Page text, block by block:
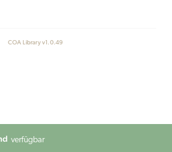
COA Library v1.0.49
verfügbar